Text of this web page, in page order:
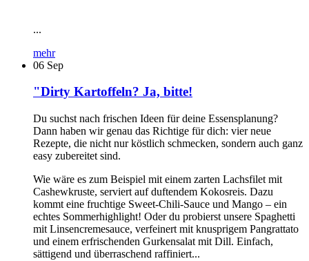
...
mehr
06 Sep
"Dirty Kartoffeln? Ja, bitte!
Du suchst nach frischen Ideen für deine Essensplanung?
Dann haben wir genau das Richtige für dich: vier neue
Rezepte, die nicht nur köstlich schmecken, sondern auch ganz
easy zubereitet sind.
Wie wäre es zum Beispiel mit einem zarten Lachsfilet mit
Cashewkruste, serviert auf duftendem Kokosreis. Dazu
kommt eine fruchtige Sweet-Chili-Sauce und Mango – ein
echtes Sommerhighlight! Oder du probierst unsere Spaghetti
mit Linsencremesauce, verfeinert mit knusprigem Pangrattato
und einem erfrischenden Gurkensalat mit Dill. Einfach,
sättigend und überraschend raffiniert...